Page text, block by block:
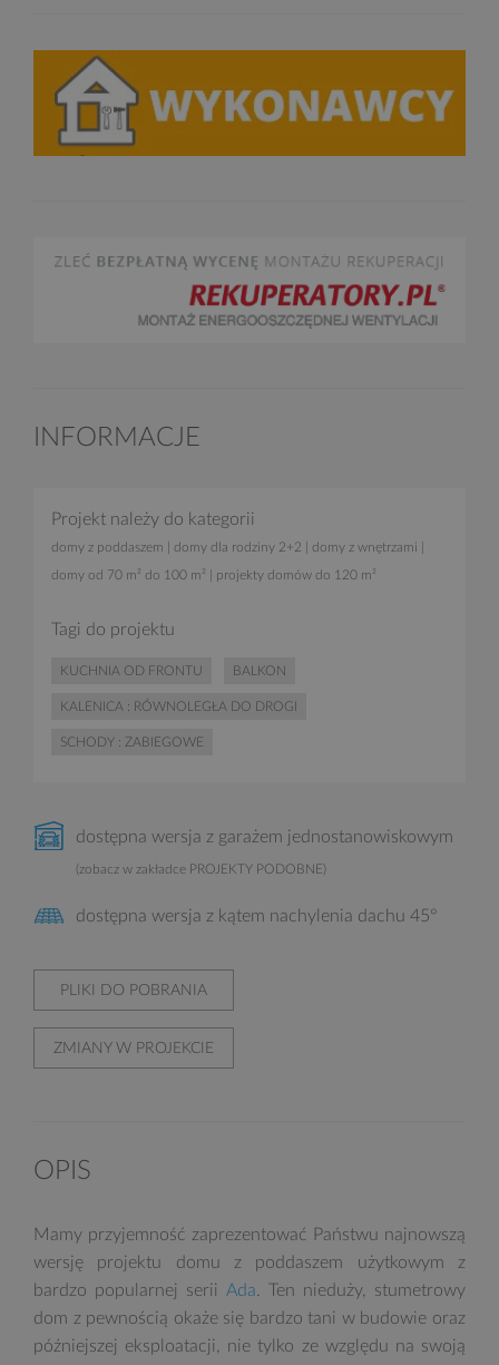
INFORMACJE
Projekt należy do kategorii
domy z poddaszem domy dla rodziny 2+2 domy z wnętrzami
domy od 70 m² do 100 m² projekty domów do 120 m²
Tagi do projektu
KUCHNIA OD FRONTU BALKON
KALENICA : RÓWNOLEGŁA DO DROGI
SCHODY : ZABIEGOWE
dostępna wersja z garażem jednostanowiskowym
(zobacz w zakładce PROJEKTY PODOBNE)
dostępna wersja z kątem nachylenia dachu 45°
PLIKI DO POBRANIA
ZMIANY W PROJEKCIE
OPIS
Mamy przyjemność zaprezentować Państwu najnowszą
wersję projektu domu z poddaszem użytkowym z
bardzo popularnej serii Ada. Ten nieduży, stumetrowy
dom z pewnością okaże się bardzo tani w budowie oraz
późniejszej eksploatacji, nie tylko ze względu na swoją